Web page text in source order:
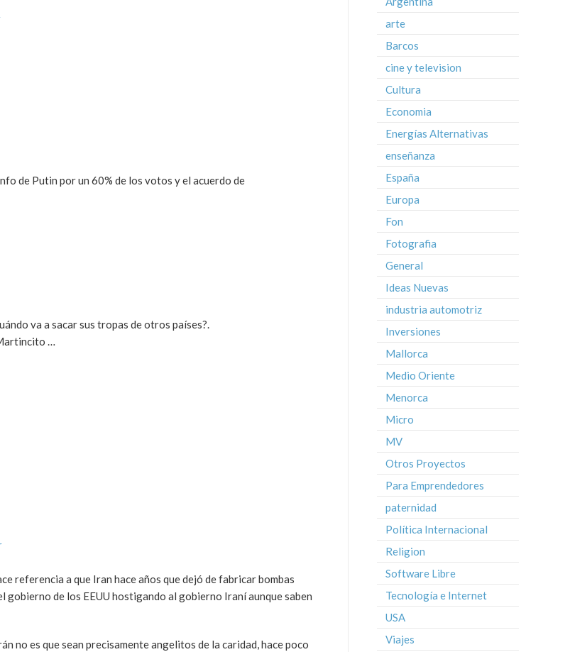
de Putin por un 60% de los votos y el acuerdo de
va a sacar sus tropas de otros países?.
…
referencia a que Iran hace años que dejó de fabricar bombas
gobierno de los EEUU hostigando al gobierno Iraní aunque saben
no es que sean precisamente angelitos de la caridad, hace poco
arte
Barcos
cine y television
Cultura
Economia
Energías Alternativas
enseñanza
España
Europa
Fon
Fotografia
General
Ideas Nuevas
industria automotriz
Inversiones
Mallorca
Medio Oriente
Menorca
Micro
MV
Otros Proyectos
Para Emprendedores
paternidad
Política Internacional
Religion
Software Libre
Tecnología e Internet
USA
Viajes